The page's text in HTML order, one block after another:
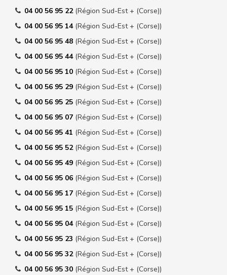
04 00 56 95 22 (Région Sud-Est + (Corse))
04 00 56 95 14 (Région Sud-Est + (Corse))
04 00 56 95 48 (Région Sud-Est + (Corse))
04 00 56 95 44 (Région Sud-Est + (Corse))
04 00 56 95 10 (Région Sud-Est + (Corse))
04 00 56 95 29 (Région Sud-Est + (Corse))
04 00 56 95 25 (Région Sud-Est + (Corse))
04 00 56 95 07 (Région Sud-Est + (Corse))
04 00 56 95 41 (Région Sud-Est + (Corse))
04 00 56 95 52 (Région Sud-Est + (Corse))
04 00 56 95 49 (Région Sud-Est + (Corse))
04 00 56 95 06 (Région Sud-Est + (Corse))
04 00 56 95 17 (Région Sud-Est + (Corse))
04 00 56 95 15 (Région Sud-Est + (Corse))
04 00 56 95 04 (Région Sud-Est + (Corse))
04 00 56 95 23 (Région Sud-Est + (Corse))
04 00 56 95 32 (Région Sud-Est + (Corse))
04 00 56 95 30 (Région Sud-Est + (Corse))